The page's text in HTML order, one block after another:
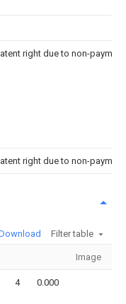
right due to non-
right due to non-
Filter table
Image
4 0.000